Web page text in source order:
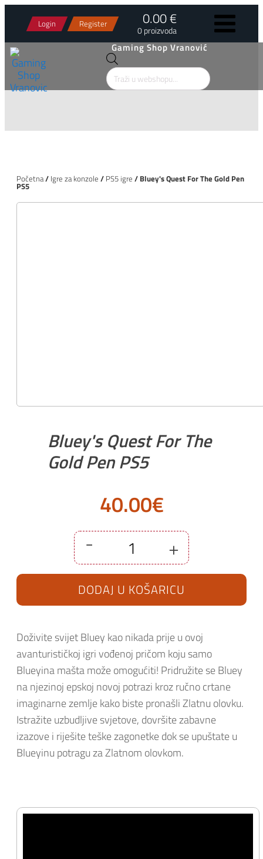
Login Register 0.00 €
0 proizvoda
Gaming Shop Vranović
Products
search
Početna/ Igre za konzole / PS5 igre / Bluey's Quest For The Gold Pen
PS5
Bluey's Quest For The
Gold Pen PS5
40.00€
-
Quest
For
Gold
Pen
PS5
+
DODAJ U KOŠARICU
Doživite svijet Bluey kao nikada prije u ovoj
avanturističkoj igri vođenoj pričom koju samo
Blueyina mašta može omogućiti! Pridružite se Bluey
na njezinoj epskoj novoj potrazi kroz ručno crtane
imaginarne zemlje kako biste pronašli Zlatnu olovku.
Istražite uzbudljive svjetove, dovršite zabavne
izazove i riješite teške zagonetke dok se upuštate u
Blueyinu potragu za Zlatnom olovkom.